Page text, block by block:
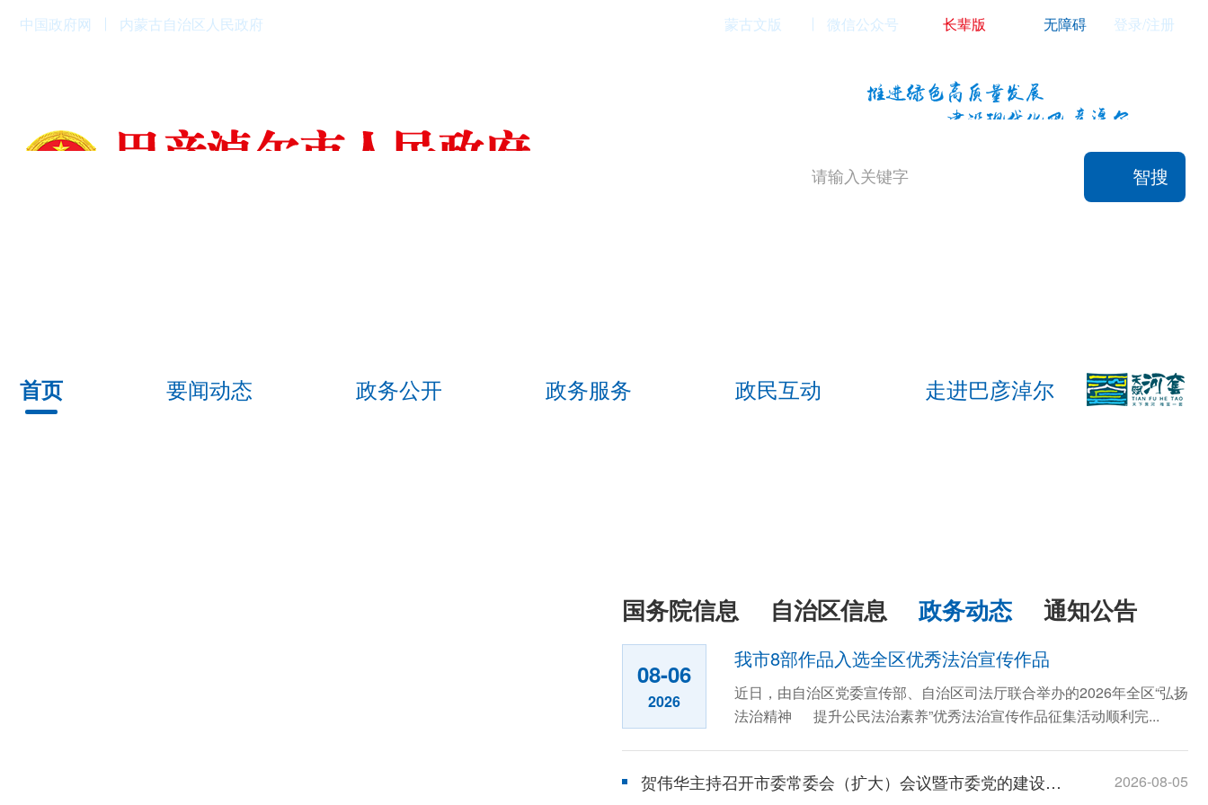
中国政府网 内蒙古自治区人民政府 蒙古文版 微信公众号 长辈版 无障碍 登录/注册
智搜
首页 要闻动态 政务公开 政务服务 政民互动 走进巴彦淖尔
国务院信息 自治区信息 政务动态 通知公告
08-06
2026
我市8部作品入选全区优秀法治宣传作品
近日，由自治区党委宣传部、自治区司法厅联合举办的2026年全区“弘扬
法治精神 提升公民法治素养”优秀法治宣传作品征集活动顺利完...
贺伟华主持召开市委常委会（扩大）会议暨市委党的建设工作领导小组会议 2026-08-05